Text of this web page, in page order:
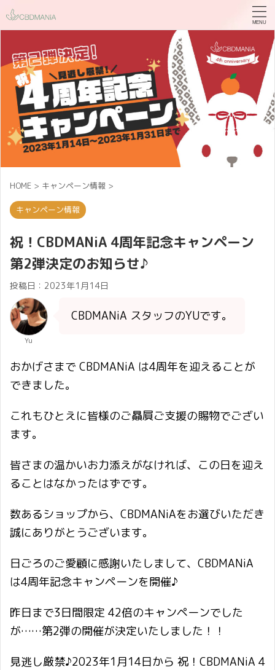
HOME > キャンペーン情報 >
キャンペーン情報
祝！CBDMANiA 4周年記念キャンペーン
第2弾決定のお知らせ♪
投稿日： 2023年1月14日
Yu
CBDMANiA スタッフのYUです。
おかげさまで CBDMANiA は4周年を迎えることが
できました。
これもひとえに皆様のご贔屓ご支援の賜物でござい
ます。
皆さまの温かいお力添えがなければ、この日を迎え
ることはなかったはずです。
数あるショップから、CBDMANiAをお選びいただき
誠にありがとうございます。
日ごろのご愛顧に感謝いたしまして、CBDMANiA
は4周年記念キャンペーンを開催♪
昨日まで3日間限定 42倍のキャンペーンでした
が……第2弾の開催が決定いたしました！！
見逃し厳禁♪2023年1月14日から 祝！CBDMANiA 4